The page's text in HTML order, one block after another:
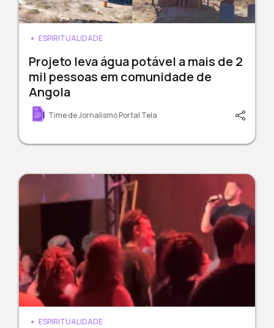
ESPIRITUALIDADE
Projeto leva água potável a mais de 2
mil pessoas em comunidade de
Angola
Time de Jornalismo Portal Tela
ESPIRITUALIDADE